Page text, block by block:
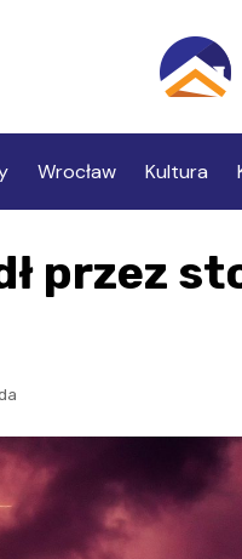
Wrocław Kultura
przez